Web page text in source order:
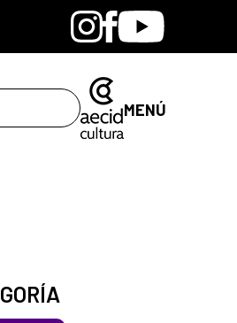
BandcampInstagram
Facebook
Youtube
MENÚ